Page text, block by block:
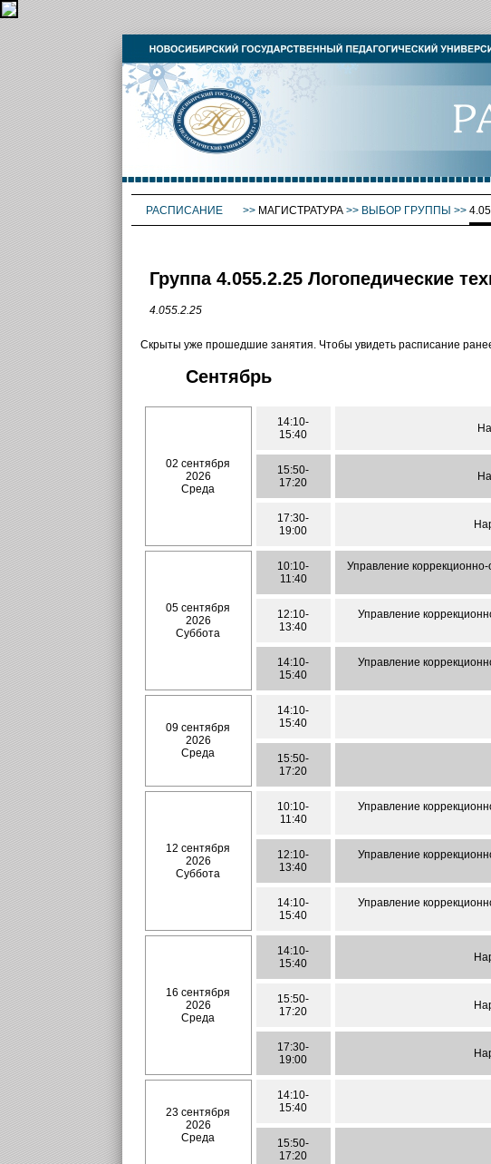
РАСПИСАНИЕ >> МАГИСТРАТУРА>> ВЫБОР ГРУППЫ >>
Группа 4.055.2.25 Логопедические
4.055.2.25
Скрыты уже прошедшие занятия. Чтобы увидеть расписание
Сентябрь
02 сентября
2026
Среда
14:10-
15:40
15:50-
17:20
17:30-
19:00
05 сентября
2026
Суббота
10:10-
11:40
Управление
12:10-
13:40
Управление
14:10-
15:40
Управление
09 сентября
2026
Среда
14:10-
15:40
15:50-
17:20
12 сентября
2026
Суббота
10:10-
11:40
Управление
12:10-
13:40
Управление
14:10-
15:40
Управление
16 сентября
2026
Среда
14:10-
15:40
15:50-
17:20
17:30-
19:00
23 сентября
2026
Среда
14:10-
15:40
15:50-
17:20